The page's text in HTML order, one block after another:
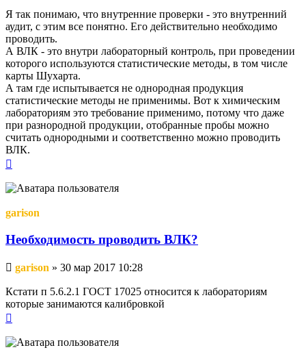
Я так понимаю, что внутренние проверки - это внутренний
аудит, с этим все понятно. Его действительно необходимо
проводить.
А ВЛК - это внутри лабораторный контроль, при проведении
которого используются статистические методы, в том числе
карты Шухарта.
А там где испытывается не однородная продукция
статистические методы не применимы. Вот к химическим
лабораториям это требование применимо, потому что даже
при разнородной продукции, отобранные пробы можно
считать однородными и соответственно можно проводить
ВЛК.
началу
garison
Необходимость проводить ВЛК?
Непрочитанное
сообщение
garison » 30 мар 2017 10:28
Кстати п 5.6.2.1 ГОСТ 17025 относится к лабораториям
которые занимаются калибровкой
началу